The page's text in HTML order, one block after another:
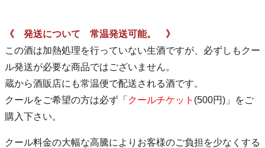
《 発送について 常温発送可能。 》
この酒は加熱処理を行っていない生酒ですが、必ずしもクー
ル発送が必要な商品ではございません。
蔵から酒販店にも常温便で配送される酒です。
クールをご希望の方は必ず「 クールチケット (500円)」をご
購入下さい。
クール料金の大幅な高騰によりお客様のご負担を少なくする